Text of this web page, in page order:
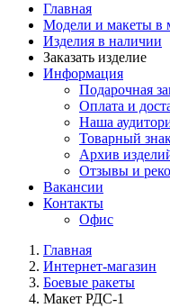
Главная
Модели и макеты в
Изделия в наличии
Заказать изделие
Информация
Подарочная
Оплата и
Наша
Товарный
Архив
Отзывы и
Вакансии
Контакты
Офис
Главная
Интернет-магазин
Боевые ракеты
Макет РДС-1